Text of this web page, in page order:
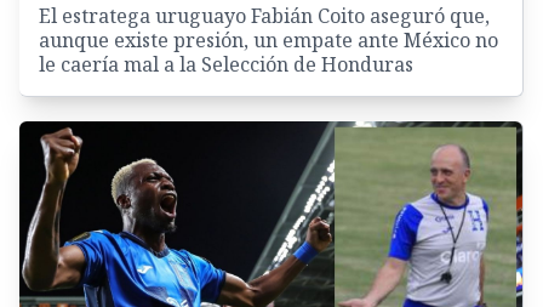
El estratega uruguayo Fabián Coito aseguró que,
aunque existe presión, un empate ante México no
le caería mal a la Selección de Honduras